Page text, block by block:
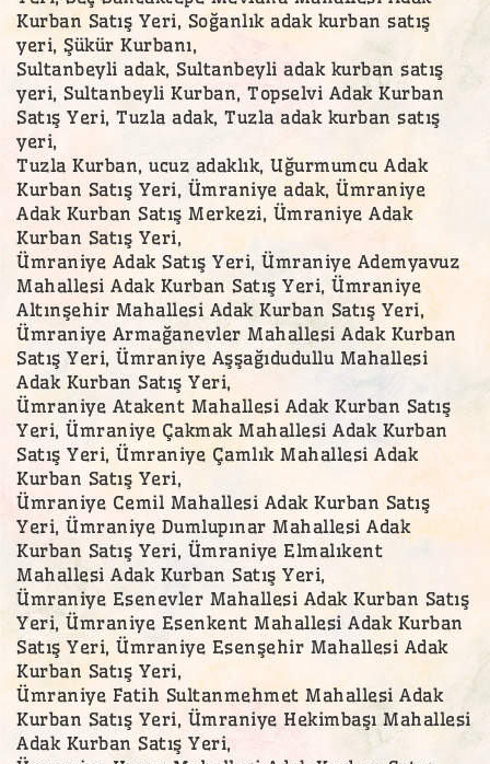
Kurban Satış Yeri, Soğanlık adak kurban satış
yeri, Şükür Kurbanı,
Sultanbeyli adak, Sultanbeyli adak kurban satış
yeri, Sultanbeyli Kurban, Topselvi Adak Kurban
Satış Yeri, Tuzla adak, Tuzla adak kurban satış
yeri,
Tuzla Kurban, ucuz adaklık, Uğurmumcu Adak
Kurban Satış Yeri, Ümraniye adak, Ümraniye
Adak Kurban Satış Merkezi, Ümraniye Adak
Kurban Satış Yeri,
Ümraniye Adak Satış Yeri, Ümraniye Ademyavuz
Mahallesi Adak Kurban Satış Yeri, Ümraniye
Altınşehir Mahallesi Adak Kurban Satış Yeri,
Ümraniye Armağanevler Mahallesi Adak Kurban
Satış Yeri, Ümraniye Aşşağıdudullu Mahallesi
Adak Kurban Satış Yeri,
Ümraniye Atakent Mahallesi Adak Kurban Satış
Yeri, Ümraniye Çakmak Mahallesi Adak Kurban
Satış Yeri, Ümraniye Çamlık Mahallesi Adak
Kurban Satış Yeri,
Ümraniye Cemil Mahallesi Adak Kurban Satış
Yeri, Ümraniye Dumlupınar Mahallesi Adak
Kurban Satış Yeri, Ümraniye Elmalıkent
Mahallesi Adak Kurban Satış Yeri,
Ümraniye Esenevler Mahallesi Adak Kurban Satış
Yeri, Ümraniye Esenkent Mahallesi Adak Kurban
Satış Yeri, Ümraniye Esenşehir Mahallesi Adak
Kurban Satış Yeri,
Ümraniye Fatih Sultanmehmet Mahallesi Adak
Kurban Satış Yeri, Ümraniye Hekimbaşı Mahallesi
Adak Kurban Satış Yeri,